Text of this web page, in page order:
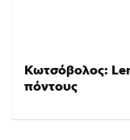
Κωτσόβολος:
πόντους